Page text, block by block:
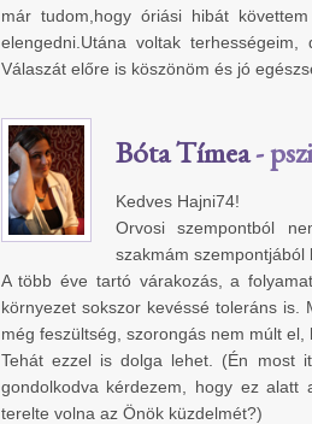
már tudom,hogy óriási hibát
elengedni.Utána voltak
Válaszát előre is köszönöm és jó
Bóta Tímea-
Kedves Hajni74!
Orvosi szempontból
szakmám szempontjából
A több éve tartó várakozás, a
környezet sokszor kevéssé toleráns
még feszültség, szorongás nem múlt el,
Tehát ezzel is dolga lehet. (Én most
gondolkodva kérdezem, hogy ez
terelte volna az Önök küzdelmét?)